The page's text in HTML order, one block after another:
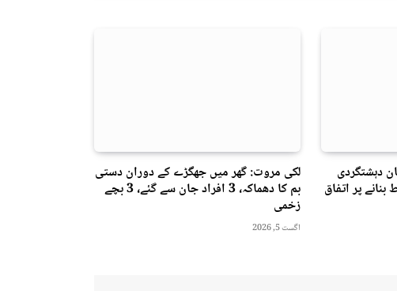
دہشتگردی
پر اتفاق
لکی مروت: گھر میں جھگڑے کے دوران دستی
بم کا دھماکہ، 3 افراد جان سے گئے، 3 بچے
زخمی
اگست 5, 2026